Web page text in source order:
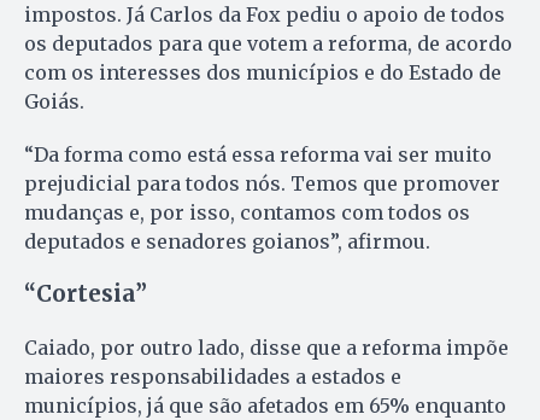
impostos. Já Carlos da Fox pediu o apoio de todos
os deputados para que votem a reforma, de acordo
com os interesses dos municípios e do Estado de
Goiás.
“Da forma como está essa reforma vai ser muito
prejudicial para todos nós. Temos que promover
mudanças e, por isso, contamos com todos os
deputados e senadores goianos”, afirmou.
“Cortesia”
Caiado, por outro lado, disse que a reforma impõe
maiores responsabilidades a estados e
municípios, já que são afetados em 65% enquanto